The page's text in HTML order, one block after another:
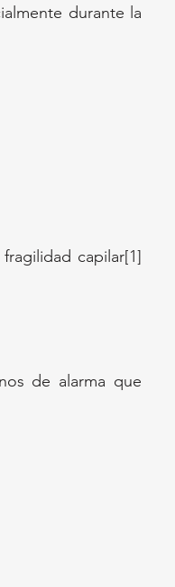
durante la
capilar[1]
de alarma que